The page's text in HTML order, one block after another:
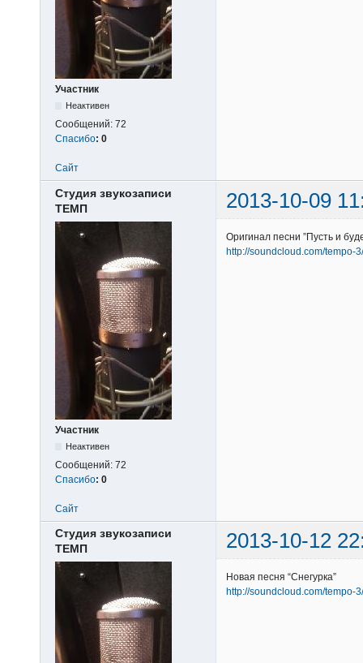
Участник
Неактивен
Сообщений: 72
Спасибо: 0
Сайт
Студия звукозаписи
ТЕМП
2013-10-09
Участник
Неактивен
Сообщений: 72
Спасибо: 0
Оригинал песни ”Пусть и
http://soundcloud.com/tempo-
Сайт
Студия звукозаписи
ТЕМП
2013-10-12
Новая песня “Снегурка”
http://soundcloud.com/tempo-